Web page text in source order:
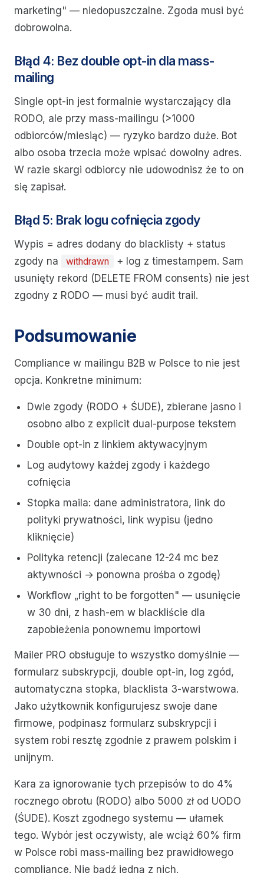
marketing" — niedopuszczalne. Zgoda musi być
dobrowolna.
Błąd 4: Bez double opt-in dla mass-
mailing
Single opt-in jest formalnie wystarczający dla
RODO, ale przy mass-mailingu (>1000
odbiorców/miesiąc) — ryzyko bardzo duże. Bot
albo osoba trzecia może wpisać dowolny adres.
W razie skargi odbiorcy nie udowodnisz że to on
się zapisał.
Błąd 5: Brak logu cofnięcia zgody
Wypis = adres dodany do blacklisty + status
zgody na
withdrawn
+ log z timestampem. Sam
usunięty rekord (DELETE FROM consents) nie jest
zgodny z RODO — musi być audit trail.
Podsumowanie
Compliance w mailingu B2B w Polsce to nie jest
opcja. Konkretne minimum:
Dwie zgody (RODO + ŚUDE), zbierane jasno i
osobno albo z explicit dual-purpose tekstem
Double opt-in z linkiem aktywacyjnym
Log audytowy każdej zgody i każdego
cofnięcia
Stopka maila: dane administratora, link do
polityki prywatności, link wypisu (jedno
kliknięcie)
Polityka retencji (zalecane 12-24 mc bez
aktywności → ponowna prośba o zgodę)
Workflow „right to be forgotten" — usunięcie
w 30 dni, z hash-em w blackliście dla
zapobieżenia ponownemu importowi
Mailer PRO obsługuje to wszystko domyślnie —
formularz subskrypcji, double opt-in, log zgód,
automatyczna stopka, blacklista 3-warstwowa.
Jako użytkownik konfigurujesz swoje dane
firmowe, podpinasz formularz subskrypcji i
system robi resztę zgodnie z prawem polskim i
unijnym.
Kara za ignorowanie tych przepisów to do 4%
rocznego obrotu (RODO) albo 5000 zł od UODO
(ŚUDE). Koszt zgodnego systemu — ułamek
tego. Wybór jest oczywisty, ale wciąż 60% firm
w Polsce robi mass-mailing bez prawidłowego
compliance. Nie bądź jedną z nich.